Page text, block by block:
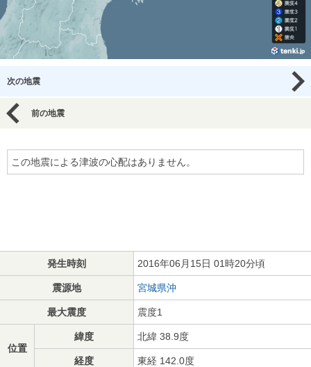
次の地震
前の地震
この地震による津波の心配はありません。
発生時刻 2016年06月15日 01時20分頃
震源地 宮城県沖
最大震度 震度1
位置
緯度 北緯 38.9度
経度 東経 142.0度